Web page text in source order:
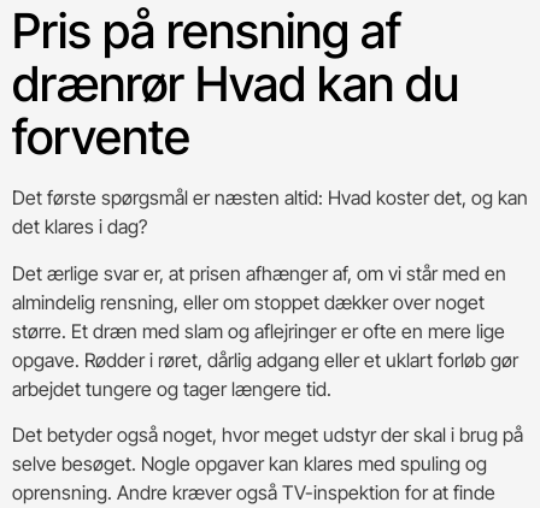
Pris på rensning af
drænrør Hvad kan du
forvente
Det første spørgsmål er næsten altid: Hvad koster det, og kan
det klares i dag?
Det ærlige svar er, at prisen afhænger af, om vi står med en
almindelig rensning, eller om stoppet dækker over noget
større. Et dræn med slam og aflejringer er ofte en mere lige
opgave. Rødder i røret, dårlig adgang eller et uklart forløb gør
arbejdet tungere og tager længere tid.
Det betyder også noget, hvor meget udstyr der skal i brug på
selve besøget. Nogle opgaver kan klares med spuling og
oprensning. Andre kræver også TV-inspektion for at finde